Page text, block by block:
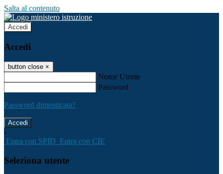
Salta al contenuto
Accedi
Accedi
button close ×
Nome Utente
Password
Password dimenticata?
-
Entra con SPID Entra con CIE
Seleziona utente